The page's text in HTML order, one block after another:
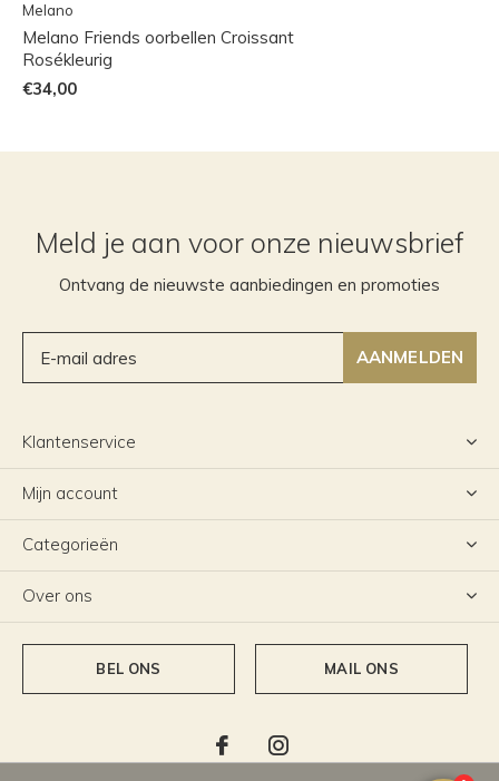
Melano
Melano Friends oorbellen Croissant
Rosékleurig
€34,00
Meld je aan voor onze nieuwsbrief
Ontvang de nieuwste aanbiedingen en promoties
AANMELDEN
Klantenservice
Mijn account
Categorieën
Over ons
BEL ONS MAIL ONS